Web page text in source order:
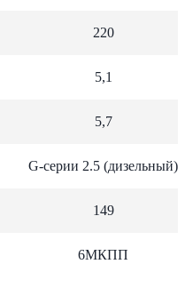
220
5,1
5,7
G-серии 2.5 (дизельный)
149
6МКПП